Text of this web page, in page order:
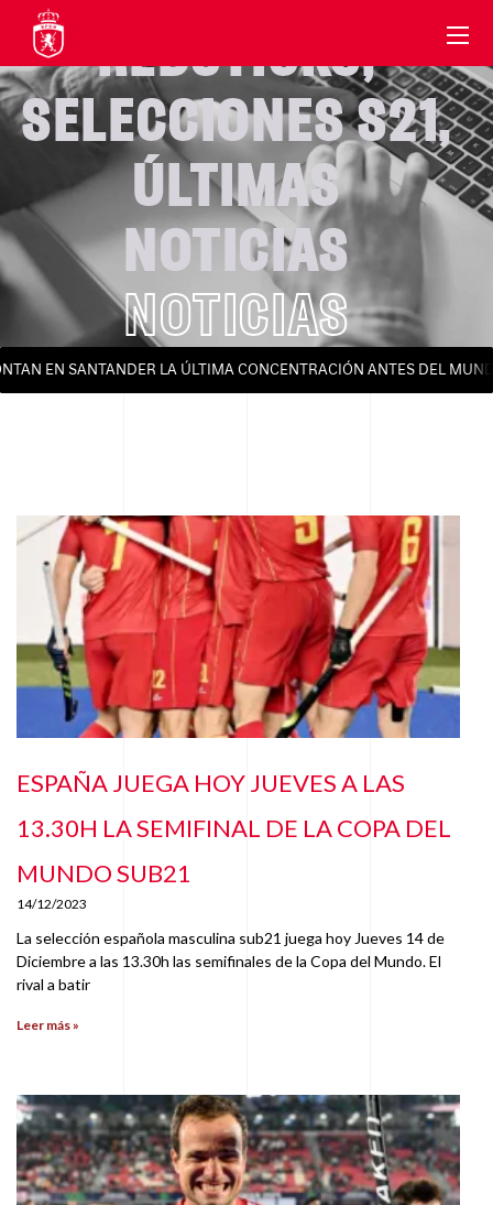
REDSTICKS,
SELECCIONES S21,
ÚLTIMAS
NOTICIAS
NOTICIAS
EN SANTANDER LA ÚLTIMA CONCENTRACIÓN ANTES DEL
ESPAÑA JUEGA HOY JUEVES A LAS
13.30H LA SEMIFINAL DE LA COPA DEL
MUNDO SUB21
14/12/2023
La selección española masculina sub21 juega hoy Jueves 14 de
Diciembre a las 13.30h las semifinales de la Copa del Mundo. El
rival a batir
Leer más »